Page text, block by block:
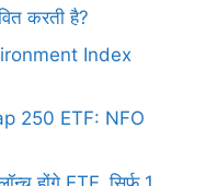
करती है?
Index
250 ETF: NFO